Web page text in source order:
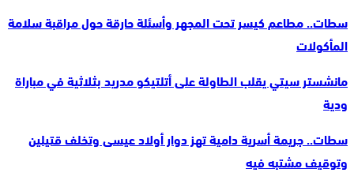
سطات.. مطاعم كيسر تحت المجهر وأسئلة حارقة حول مراقبة سلامة
المأكولات
مانشستر سيتي يقلب الطاولة على أتلتيكو مدريد بثلاثية في مباراة
ودية
سطات.. جريمة أسرية دامية تهز دوار أولاد عيسى وتخلف قتيلين
وتوقيف مشتبه فيه